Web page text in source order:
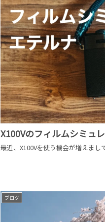
X100Vのフィルムシミュ
最近、X100Vを使う機会が増えまし
ブログ